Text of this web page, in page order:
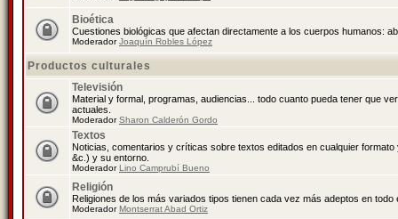
Bioética
Cuestiones biológicas que afectan directamente a los cuerpos humanos:
ModeradorJoaquín Robles López
Productos culturales
Televisión
Material y formal, programas, audiencias... todo cuanto pueda tener que
actuales.
ModeradorSharon Calderón Gordo
Textos
Noticias, comentarios y críticas sobre textos editados en cualquier
&c.) y su entorno.
ModeradorLino Camprubí Bueno
Religión
Religiones de los más variados tipos tienen cada vez más adeptos en todo
ModeradorMontserrat Abad Ortiz